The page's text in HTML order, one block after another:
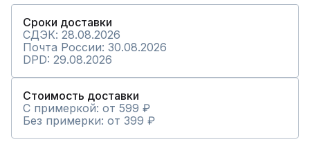
Сроки доставки
СДЭК: 28.08.2026
Почта России: 30.08.2026
DPD: 29.08.2026
Стоимость доставки
С примеркой: от 599 ₽
Без примерки: от 399 ₽